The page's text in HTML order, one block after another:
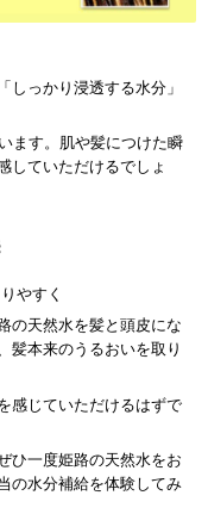
しっかり浸透する水分」
ます。肌や髪につけた瞬
していただけるでしょ
やすく
の天然水を髪と頭皮にな
髪本来のうるおいを取り
感じていただけるはずで
ひ一度姫路の天然水をお
の水分補給を体験してみ